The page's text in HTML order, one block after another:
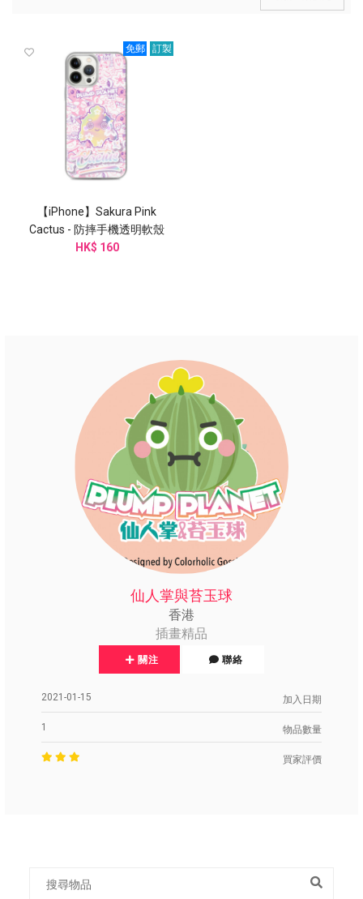
免郵 訂製
【iPhone】Sakura Pink
Cactus - 防摔手機透明軟殼
HK$ 160
仙人掌與苔玉球
香港
插畫精品
關注 聯絡
加入日期
2021-01-15
物品數量
1
買家評價